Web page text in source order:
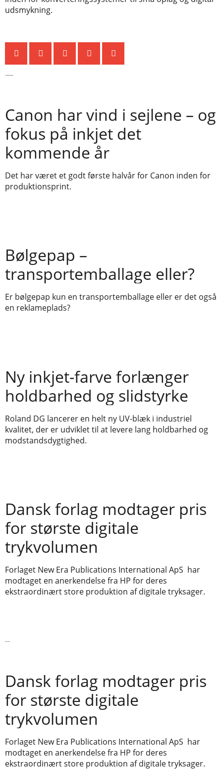
udsmykning.
Canon har vind i sejlene – og
fokus på inkjet det
kommende år
Det har været et godt første halvår for Canon inden for
produktionsprint.
Bølgepap –
transportemballage eller?
Er bølgepap kun en transportemballage eller er det også
en reklameplads?
Ny inkjet-farve forlænger
holdbarhed og slidstyrke
Roland DG lancerer en helt ny UV-blæk i industriel
kvalitet, der er udviklet til at levere lang holdbarhed og
modstandsdygtighed.
Dansk forlag modtager pris
for største digitale
trykvolumen
Forlaget New Era Publications International ApS har
modtaget en anerkendelse fra HP for deres
ekstraordinært store produktion af digitale tryksager.
Læs videre
Dansk forlag modtager pris
for største digitale
trykvolumen
Forlaget New Era Publications International ApS har
modtaget en anerkendelse fra HP for deres
ekstraordinært store produktion af digitale tryksager.